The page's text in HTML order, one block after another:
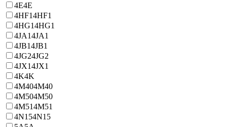
4E4E
4HF14HF1
4HG14HG1
4JA14JA1
4JB14JB1
4JG24JG2
4JX14JX1
4K4K
4M404M40
4M504M50
4M514M51
4N154N15